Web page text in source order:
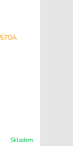
Skladem